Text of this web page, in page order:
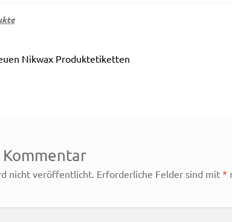
Nikwax Produktetiketten
nicht veröffentlicht. Erforderliche Felder sind mit *